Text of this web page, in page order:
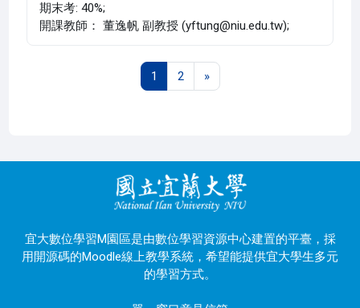
期末考: 40%;
開課教師： 董逸帆 副教授 (yftung@niu.edu.tw);
1 第 1 頁
2第 2 頁
»下一頁
宜大數位學習M園區是由數位學習資源中心建置的平臺，採
用開源碼的Moodle線上教學系統，希望能提供宜大學生多元
的學習方式。